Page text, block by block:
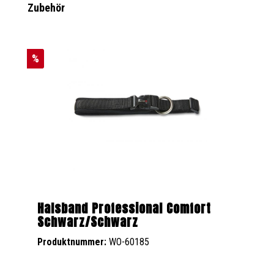
Produktgalerie überspringen
Zubehör
%
Halsband Professional Comfort
Schwarz/Schwarz
Produktnummer: WO-60185